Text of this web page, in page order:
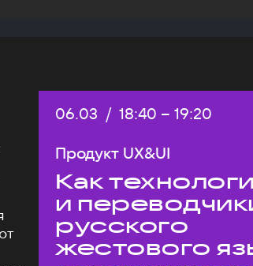
Дата:
06.03 / Начало:
18:40 – Конец:
19:20
Продукт UX&UI
Как
и
русского
жестового